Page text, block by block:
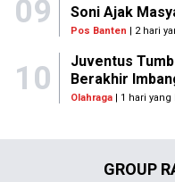
09
Soni Ajak
Pos Banten | 2 hari
10
Juventus
Berakhir
Olahraga| 1 hari yang
GROUP